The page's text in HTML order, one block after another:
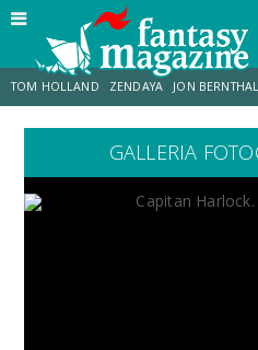
TOM HOLLAND ZENDAYA JON BERNTHAL
LUCCA COMICS & GAMES
GALLERIA